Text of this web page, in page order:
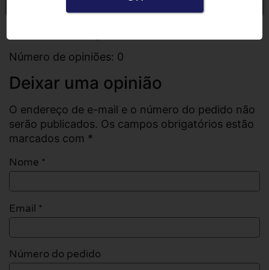
Número de opiniões: 0
Deixar uma opinião
O endereço de e-mail e o número do pedido não
serão publicados. Os campos obrigatórios estão
marcados com *
Nome *
Email *
Número do pedido